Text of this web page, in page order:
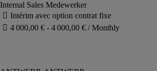
Internal Sales Medewerker